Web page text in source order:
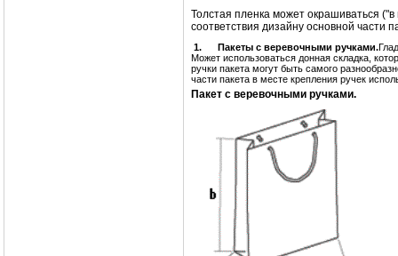
Толстая пленка может окрашиваться
соответствия дизайну основной части
1. Пакеты с веревочными ручками.
Может использоваться донная складка,
ручки пакета могут быть самого
части пакета в месте крепления ручек
Пакет с веревочными ручками.